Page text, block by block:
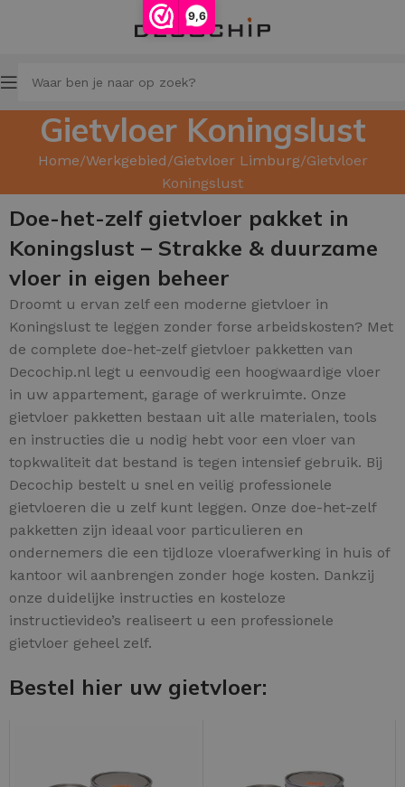
9,6
Gietvloer Koningslust
Home Werkgebied Gietvloer Limburg Gietvloer
Koningslust
Doe-het-zelf gietvloer pakket in
Koningslust – Strakke & duurzame
vloer in eigen beheer
Droomt u ervan zelf een moderne gietvloer in
Koningslust te leggen zonder forse arbeidskosten? Met
de complete doe-het-zelf gietvloer pakketten van
Decochip.nl legt u eenvoudig een hoogwaardige vloer
in uw appartement, garage of werkruimte. Onze
gietvloer pakketten bestaan uit alle materialen, tools
en instructies die u nodig hebt voor een vloer van
topkwaliteit dat bestand is tegen intensief gebruik. Bij
Decochip bestelt u snel en veilig professionele
gietvloeren die u zelf kunt leggen. Onze doe-het-zelf
pakketten zijn ideaal voor particulieren en
ondernemers die een tijdloze vloerafwerking in huis of
kantoor wil aanbrengen zonder hoge kosten. Dankzij
onze duidelijke instructies en kosteloze
instructievideo’s realiseert u een professionele
gietvloer geheel zelf.
Bestel hier uw gietvloer: